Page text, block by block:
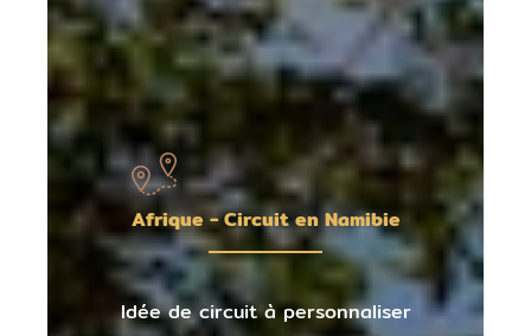
Afrique - Circuit en Namibie
Idée de circuit à personnaliser